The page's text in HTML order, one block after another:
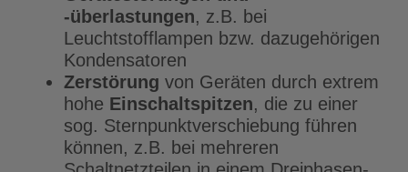
-überlastungen, z.B. bei
Leuchtstofflampen bzw. dazugehörigen
Kondensatoren
Zerstörung von Geräten durch extrem
hohe Einschaltspitzen, die zu einer
sog. Sternpunktverschiebung führen
können, z.B. bei mehreren